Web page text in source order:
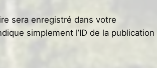
sera enregistré dans votre
simplement l’ID de la publication